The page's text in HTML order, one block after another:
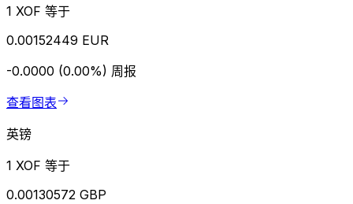
1 XOF 等于
0.00152449 EUR
-0.0000 (0.00%) 周报
查看图表
英镑
1 XOF 等于
0.00130572 GBP